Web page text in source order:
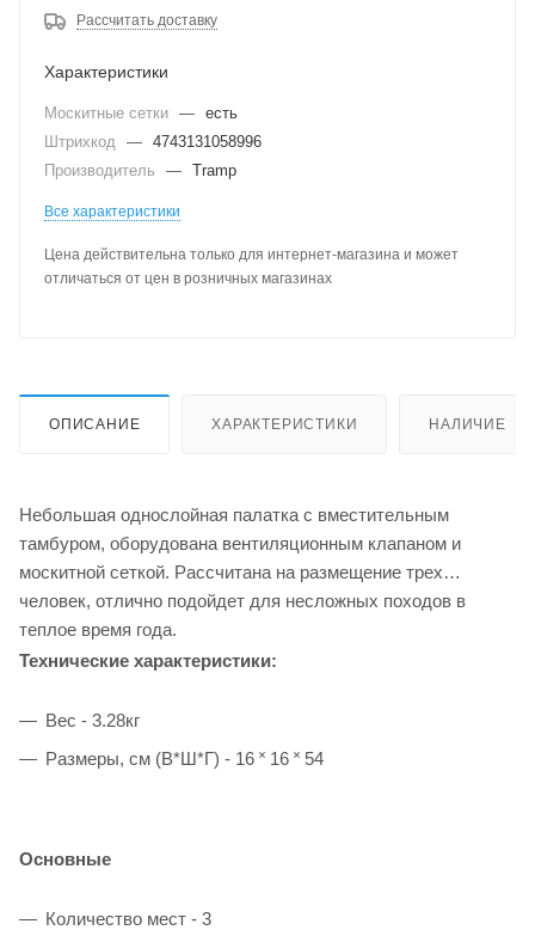
Рассчитать доставку
Характеристики
Москитные сетки — есть
Штрихкод — 4743131058996
Производитель
— Tramp
Все характеристики
Цена действительна только для интернет-магазина и может
отличаться от цен в розничных магазинах
ОПИСАНИЕ ХАРАКТЕРИСТИКИ НАЛИЧИЕ
Небольшая однослойная палатка с вместительным
тамбуром, оборудована вентиляционным клапаном и
москитной сеткой. Рассчитана на размещение трех
человек, отлично подойдет для несложных походов в
теплое время года.
Технические характеристики:
Вес - 3.28кг
Размеры, см (В*Ш*Г) - 16 ˟ 16 ˟ 54
Основные
Количество мест - 3